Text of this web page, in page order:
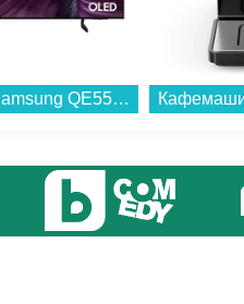
Телевизор Samsung QE55S85FAUXXH , 138 см, 3840x2160 UHD-4K , 55 inch, OLED , Smart TV , Tizen...